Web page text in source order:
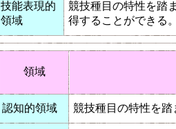
技能表現的
領域
競技種目の特性を踏
得することができる
領域
認知的領域 競技種目の特性を